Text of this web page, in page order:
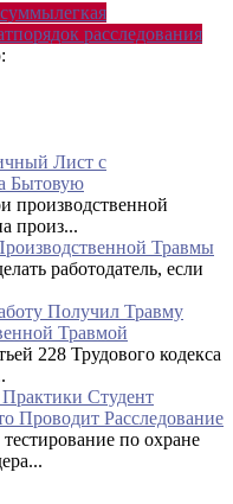
легкая
порядок расследования
Лист с
Бытовую
производственной
произ...
Травмы
работодатель, если
Получил Травму
Травмой
228 Трудового кодекса
Студент
Проводит Расследование
по охране